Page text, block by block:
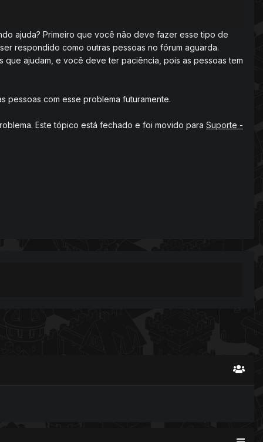
ajuda? Primeiro que você não deve fazer esse tipo de
respondido como outras pessoas no fórum aguarda.
que ajudam, e você deve ter paciência, pois as pessoas tem
pessoas com esse problema futuramente.
Este tópico está fechado e foi movido para Suporte -